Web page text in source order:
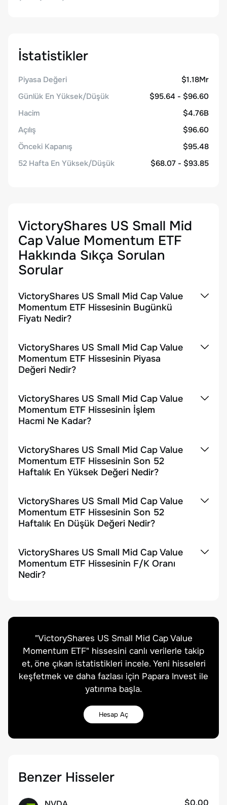
İstatistikler
Piyasa Değeri
$1.18Mr
Günlük En Yüksek/Düşük
$95.64 - $96.60
Hacim
$4.76B
Açılış
$96.60
Önceki Kapanış
$95.48
52 Hafta En Yüksek/Düşük
$68.07 - $93.85
VictoryShares US Small Mid
Cap Value Momentum ETF
Hakkında Sıkça Sorulan
Sorular
VictoryShares US Small Mid Cap Value
Momentum ETF Hissesinin Bugünkü
Fiyatı Nedir?
VictoryShares US Small Mid Cap Value
Momentum ETF Hissesinin Piyasa
Değeri Nedir?
VictoryShares US Small Mid Cap Value
Momentum ETF Hissesinin İşlem
Hacmi Ne Kadar?
VictoryShares US Small Mid Cap Value
Momentum ETF Hissesinin Son 52
Haftalık En Yüksek Değeri Nedir?
VictoryShares US Small Mid Cap Value
Momentum ETF Hissesinin Son 52
Haftalık En Düşük Değeri Nedir?
VictoryShares US Small Mid Cap Value
Momentum ETF Hissesinin F/K Oranı
Nedir?
"VictoryShares US Small Mid Cap Value
Momentum ETF" hissesini canlı verilerle takip
et, öne çıkan istatistikleri incele. Yeni hisseleri
keşfetmek ve daha fazlası için Papara Invest ile
yatırıma başla.
Hesap Aç
Benzer Hisseler
$0.00